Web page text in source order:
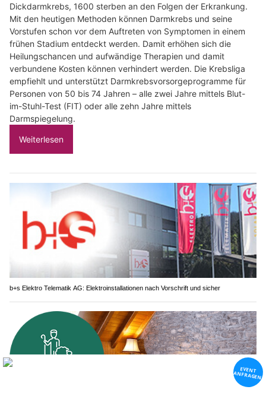
Dickdarmkrebs, 1600 sterben an den Folgen der Erkrankung.
Mit den heutigen Methoden können Darmkrebs und seine
Vorstufen schon vor dem Auftreten von Symptomen in einem
frühen Stadium entdeckt werden. Damit erhöhen sich die
Heilungschancen und aufwändige Therapien und damit
verbundene Kosten können verhindert werden. Die Krebsliga
empfiehlt und unterstützt Darmkrebsvorsorgeprogramme für
Personen von 50 bis 74 Jahren – alle zwei Jahre mittels Blut-
im-Stuhl-Test (FIT) oder alle zehn Jahre mittels
Darmspiegelung.
Weiterlesen
b+s Elektro Telematik AG: Elektroinstallationen nach Vorschrift und sicher